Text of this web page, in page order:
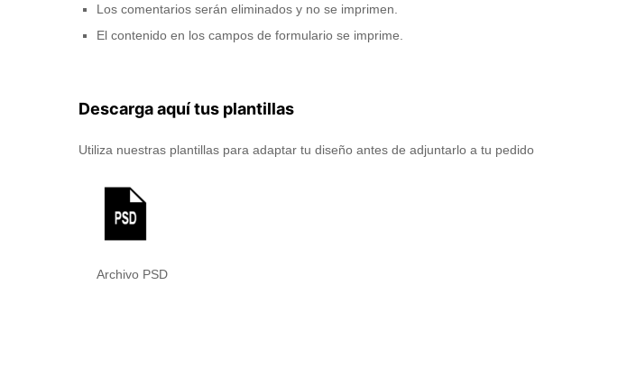
Los comentarios serán eliminados y no se imprimen.
El contenido en los campos de formulario se imprime.
Descarga aquí tus plantillas
Utiliza nuestras plantillas para adaptar tu diseño antes de adjuntarlo a tu pedido
Archivo PSD